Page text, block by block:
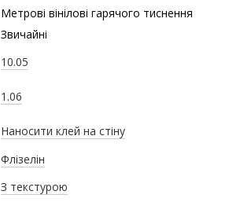
Метрові вінілові гарячого тиснення
Звичайні
10.05
1.06
Наносити клей на стіну
Флізелін
З текстурою